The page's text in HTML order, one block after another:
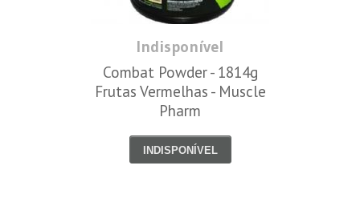
Indisponível
Combat Powder - 1814g
Frutas Vermelhas - Muscle
Pharm
INDISPONÍVEL